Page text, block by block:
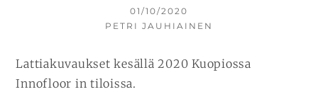
KIRJOITETTU
01/10/2020
KIRJOITTAJA
PETRI JAUHIAINEN
Lattiakuvaukset kesällä 2020 Kuopiossa
Innofloor in tiloissa.